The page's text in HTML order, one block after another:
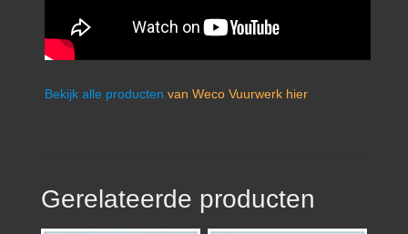
Bekijk alle producten van Weco Vuurwerk hier
Gerelateerde producten